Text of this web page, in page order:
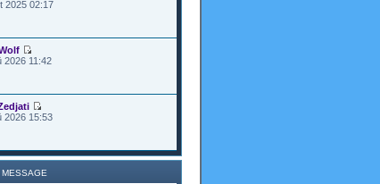
2025 02:17
2026 11:42
2026 15:53